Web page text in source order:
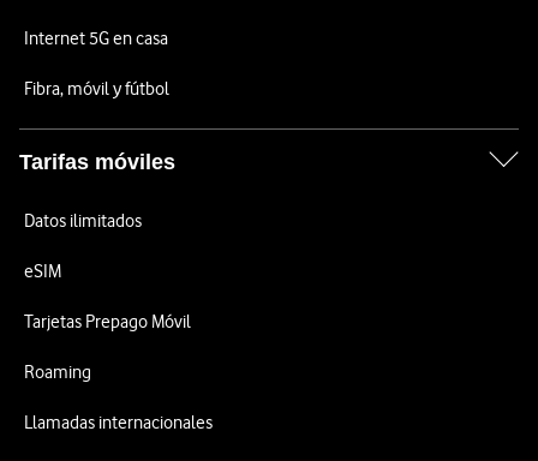
Internet 5G en casa
Fibra, móvil y fútbol
Tarifas móviles
Datos ilimitados
eSIM
Tarjetas Prepago Móvil
Roaming
Llamadas internacionales